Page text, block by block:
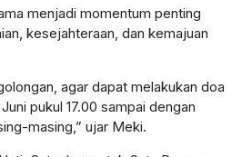
menjadi momentum penting
kesejahteraan, dan kemajuan
agar dapat melakukan doa
pukul 17.00 sampai dengan
masing,” ujar Meki.